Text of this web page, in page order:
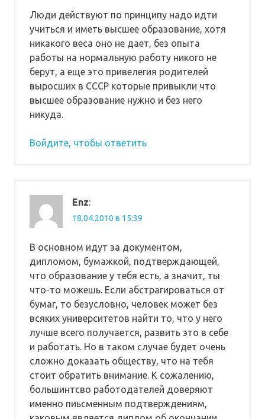
Люди действуют по принципу надо идти
учиться и иметь высшее образование, хотя
никакого веса оно не дает, без опыта
работы на нормальную работу никого не
берут, а еще это привелегия родителей
выросших в СССР которые привыкли что
высшее образование нужно и без него
никуда.
Войдите, чтобы ответить
Enz:
18.04.2010 в 15:39
В основном идут за документом,
дипломом, бумажкой, подтверждающей,
что образование у тебя есть, а значит, ты
что-то можешь. Если абстрагироваться от
бумаг, то безусловно, человек может без
всяких университетов найти то, что у него
лучше всего получается, развить это в себе
и работать. Но в таком случае будет очень
сложно доказать обществу, что на тебя
стоит обратить внимание. К сожалению,
большинтсво работодателей доверяют
именно пиьсменным подтверждениям,